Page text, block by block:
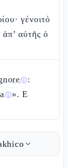
γένοιτό
αὐτῆς ὁ
ⓘ:
ⓘ». E